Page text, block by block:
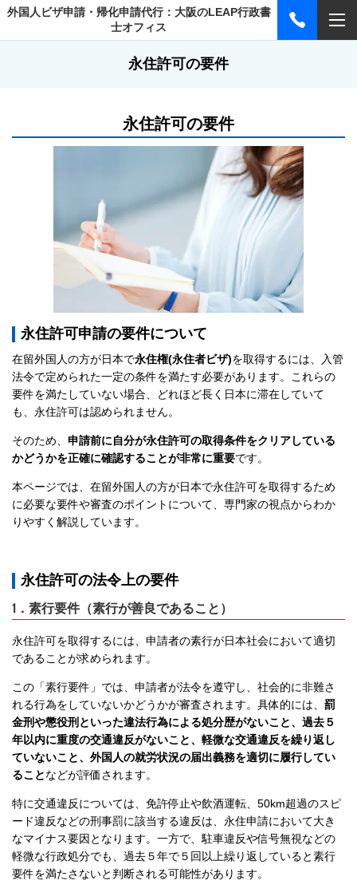
外国人ビザ申請・帰化申請代行：大阪のLEAP行政書
士オフィス
永住許可の要件
永住許可の要件
永住許可申請の要件について
在留外国人の方が日本で永住権(永住者ビザ)を取得するには、入管
法令で定められた一定の条件を満たす必要があります。これらの
要件を満たしていない場合、どれほど長く日本に滞在していて
も、永住許可は認められません。
そのため、 申請前に自分が永住許可の取得条件をクリアしている
かどうかを正確に確認することが非常に重要です。
本ページでは、在留外国人の方が日本で永住許可を取得するため
に必要な要件や審査のポイントについて、専門家の視点からわか
りやすく解説しています。
永住許可の法令上の要件
1．素行要件（素行が善良であること）
永住許可を取得するには、申請者の素行が日本社会において適切
であることが求められます。
この「素行要件」では、申請者が法令を遵守し、社会的に非難さ
れる行為をしていないかどうかが審査されます。具体的には、 罰
金刑や懲役刑といった違法行為による処分歴がないこと、過去５
年以内に重度の交通違反がないこと、軽微な交通違反を繰り返し
ていないこと、外国人の就労状況の届出義務を適切に履行してい
ることなどが評価されます。
特に交通違反については、免許停止や飲酒運転、50km超過のスピ
ード違反などの刑事罰に該当する違反は、永住申請において大き
なマイナス要因となります。一方で、駐車違反や信号無視などの
軽微な行政処分でも、過去５年で５回以上繰り返していると素行
要件を満たさないと判断される可能性があります。